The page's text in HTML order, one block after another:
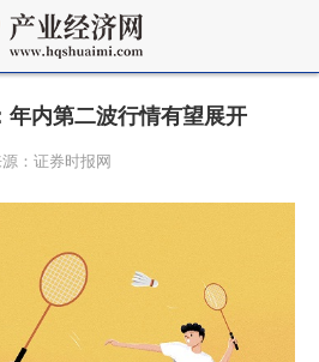
年内第二波行情有望展开
：证券时报网